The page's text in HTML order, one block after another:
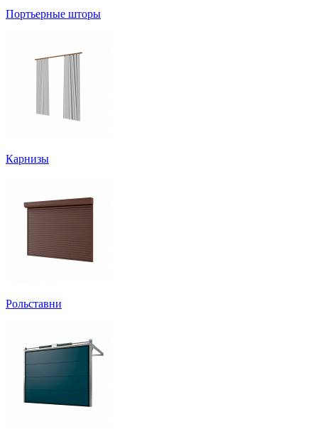
Портьерные шторы
Карнизы
Рольставни